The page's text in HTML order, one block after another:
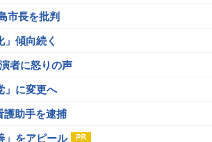
市長を批判
傾向続く
者に怒りの声
」に変更へ
護助手を逮捕
」をアピール